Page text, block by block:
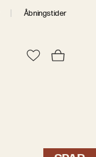
Åbningstider
MØBLER TIL